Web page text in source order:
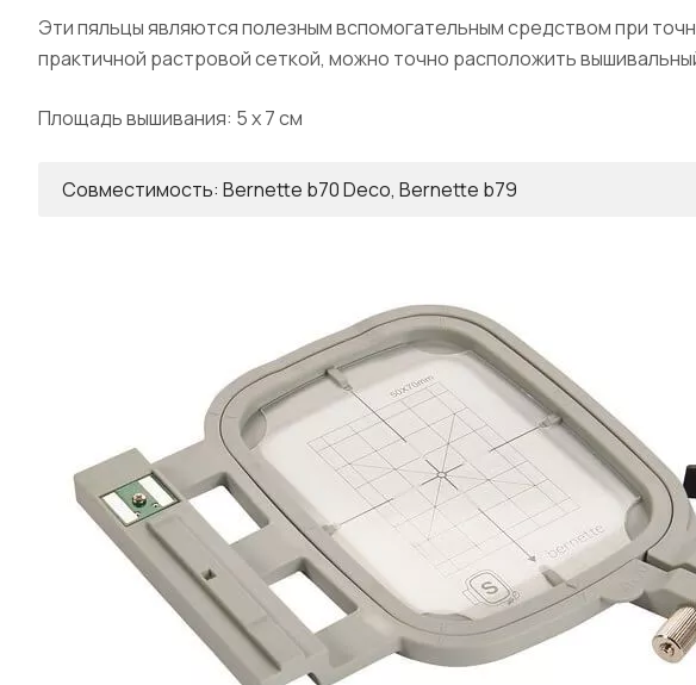
Эти пяльцы являются полезным вспомогательным средством при
практичной растровой сеткой, можно точно расположить
Площадь вышивания: 5 x 7 см
Совместимость: Bernette b70 Deco, Bernette b79